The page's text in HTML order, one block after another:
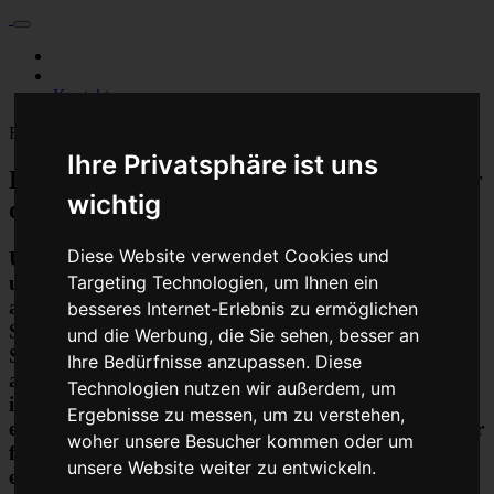
Ihre Privatsphäre ist uns
wichtig
Diese Website verwendet Cookies und
Targeting Technologien, um Ihnen ein
besseres Internet-Erlebnis zu ermöglichen
und die Werbung, die Sie sehen, besser an
Ihre Bedürfnisse anzupassen. Diese
Technologien nutzen wir außerdem, um
Ergebnisse zu messen, um zu verstehen,
woher unsere Besucher kommen oder um
unsere Website weiter zu entwickeln.
Kontakt
Fahrzeugmarken
PKW Abs Esp Dsc Steuergerät Reparatur
oder Austauschgerät KVA
Unser Betrieb steht für kostengünstige Prüfungen
und Reparaturen von Steuergeräten aller Art, unter
anderem von Motor-Steuergeräten, Airbag-
Steuergeräten, ABS-Steuergeräten uvm.
STEUBEL® verfügt dabei über viel Erfahrung und
ausgewiesene Expertise bei PKW-Steuergeräten und
insbesondere Motor-steuergeräte Reparaturen. So
ermöglicht STEUBEL® eine Steuergeräte Reparatur
für nahezu aller Hersteller und Fahrzeugarten - sei
es Motorrad oder LKW. Auch die Reparatur von